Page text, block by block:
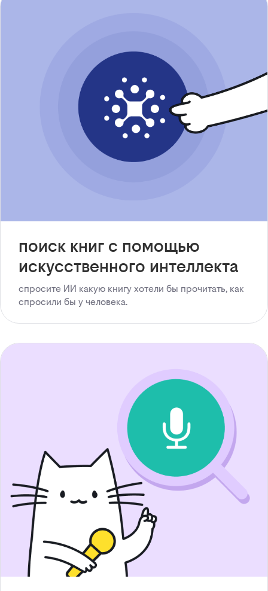
поиск книг с помощью
искусственного интеллекта
спросите ИИ какую книгу хотели бы прочитать, как
спросили бы у человека.